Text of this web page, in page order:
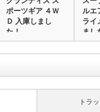
ポーツギア ４Ｗ
Ｄ 入庫しまし
た！
ルエ
ライ
まし
トラ